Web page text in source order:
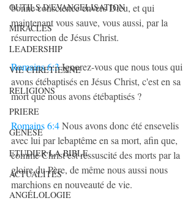
OUTILS D'EVANGELISATION
MIRACLES
LEADERSHIP
VIE CHRETIENNE
RELIGIONS
PRIERE
GENESE
ETUDIER LA BIBLE
ACTUALITÉS
ANGÉLOLOGIE
bonne conscience envers Dieu, et qui
maintenant vous sauve, vous aussi, par la
résurrection de Jésus Christ.
Romains 6:3 Ignorez-vous que nous tous qui
avons étébaptisés en Jésus Christ, c'est en sa
mort que nous avons étébaptisés ?
Romains 6:4 Nous avons donc été ensevelis
avec lui par lebaptême en sa mort, afin que,
comme Christ est ressuscité des morts par la
gloire du Père, de même nous aussi nous
marchions en nouveauté de vie.